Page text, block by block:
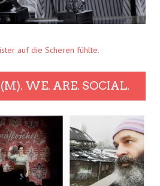
auf die Scheren fühlte.
WE. ARE. SOCIAL.